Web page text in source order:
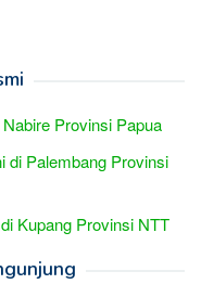
Provinsi Papua
di Palembang Provinsi
Kupang Provinsi NTT